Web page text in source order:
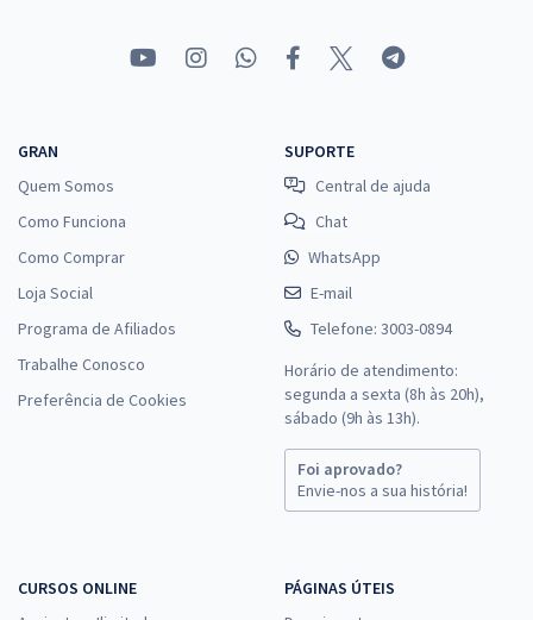
GRAN
Quem Somos
Como Funciona
Como Comprar
Loja Social
Programa de Afiliados
Trabalhe Conosco
Preferência de Cookies
SUPORTE
Central de ajuda
Chat
WhatsApp
E-mail
Telefone: 3003-0894
Horário de atendimento:
segunda a sexta (8h às 20h),
sábado (9h às 13h).
Foi aprovado?
Envie-nos a sua história!
CURSOS ONLINE
PÁGINAS ÚTEIS